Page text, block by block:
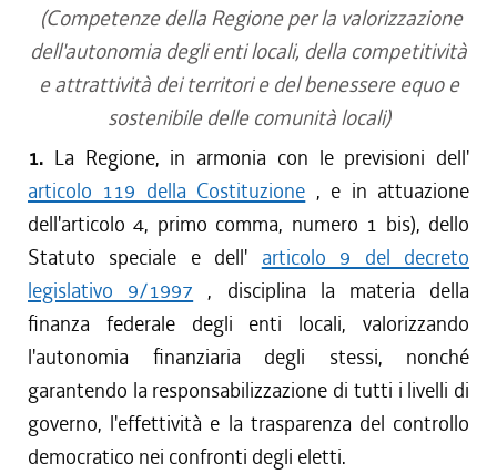
(Competenze della Regione per la valorizzazione
dell'autonomia degli enti locali, della competitività
e attrattività dei territori e del benessere equo e
sostenibile delle comunità locali)
1. La Regione, in armonia con le previsioni dell'
articolo 119 della Costituzione , e in attuazione
dell'articolo 4, primo comma, numero 1 bis), dello
Statuto speciale e dell' articolo 9 del decreto
legislativo 9/1997 , disciplina la materia della
finanza federale degli enti locali, valorizzando
l'autonomia finanziaria degli stessi, nonché
garantendo la responsabilizzazione di tutti i livelli di
governo, l'effettività e la trasparenza del controllo
democratico nei confronti degli eletti.